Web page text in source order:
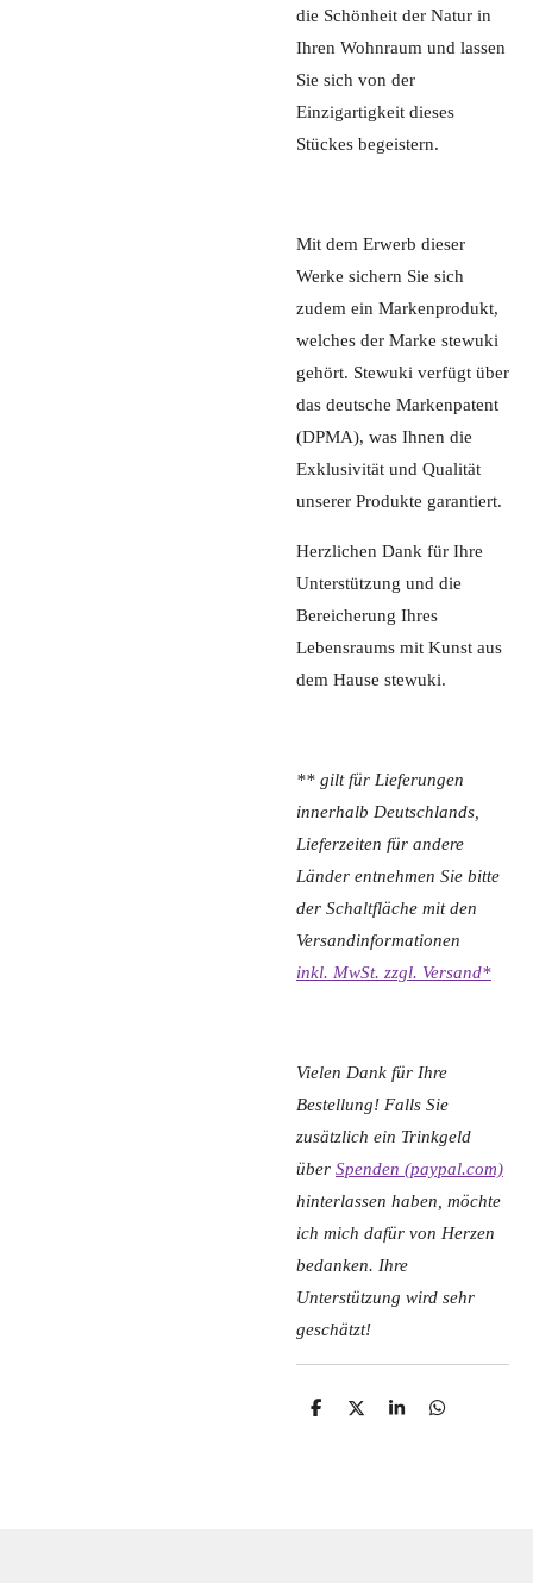
die Schönheit der Natur in
Ihren Wohnraum und lassen
Sie sich von der
Einzigartigkeit dieses
Stückes begeistern.
Mit dem Erwerb dieser
Werke sichern Sie sich
zudem ein Markenprodukt,
welches der Marke stewuki
gehört. Stewuki verfügt über
das deutsche Markenpatent
(DPMA), was Ihnen die
Exklusivität und Qualität
unserer Produkte garantiert.
Herzlichen Dank für Ihre
Unterstützung und die
Bereicherung Ihres
Lebensraums mit Kunst aus
dem Hause stewuki.
** gilt für Lieferungen
innerhalb Deutschlands,
Lieferzeiten für andere
Länder entnehmen Sie bitte
der Schaltfläche mit den
Versandinformationen
inkl. MwSt. zzgl. Versand*
Vielen Dank für Ihre
Bestellung! Falls Sie
zusätzlich ein Trinkgeld
über Spenden (paypal.com)
hinterlassen haben, möchte
ich mich dafür von Herzen
bedanken. Ihre
Unterstützung wird sehr
geschätzt!
T
T
T
T